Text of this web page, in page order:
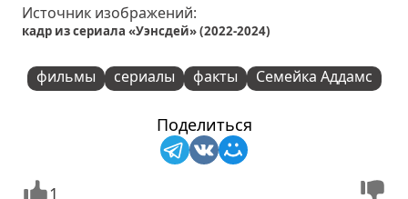
Источник изображений:
кадр из сериала «Уэнсдей» (2022-2024)
фильмы сериалы факты Семейка Аддамс
Поделиться
1